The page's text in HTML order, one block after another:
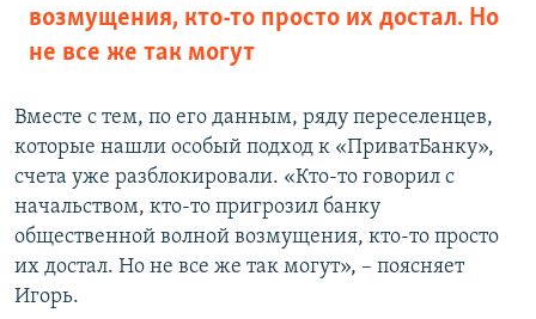
возмущения, кто-то просто их достал. Но
не все же так могут
Вместе с тем, по его данным, ряду переселенцев,
которые нашли особый подход к «ПриватБанку»,
счета уже разблокировали. «Кто-то говорил с
начальством, кто-то пригрозил банку
общественной волной возмущения, кто-то просто
их достал. Но не все же так могут», – поясняет
Игорь.